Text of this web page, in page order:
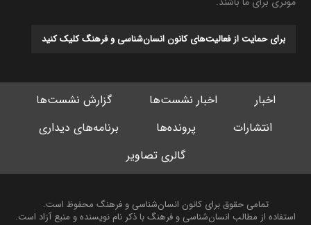
برای حمایت از فعالیت‌های کانون انسان‌شناسی و فرهنگ کلیک کنید
اخبار اخبار نشست‌ها
گزارش نشست‌ها
انتشارات
پرونده‌ها
برنامه‌های دیداری
گالری تصاویر
تمامی حقوق برای کانون انسان‌شناسی و فرهنگ محفوظ است.
استفاده از مطالب انسان‌شناسی و فرهنگ با ذکر نام نویسنده و منبع آزاد است.